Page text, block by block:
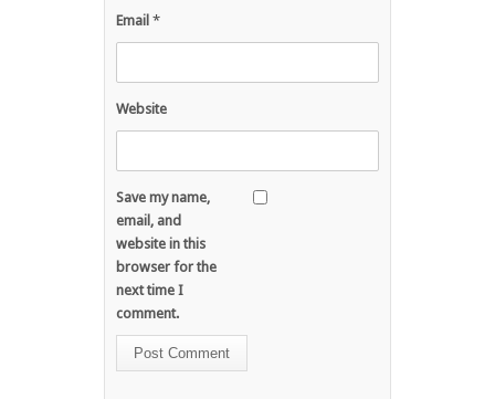
Email *
Website
Save my name,
email, and
website in this
browser for the
next time I
comment.